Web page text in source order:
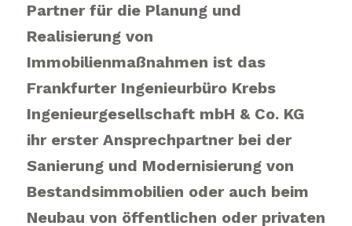
Partner für die Planung und
Realisierung von
Immobilienmaßnahmen ist das
Frankfurter Ingenieurbüro Krebs
Ingenieurgesellschaft mbH & Co. KG
ihr erster Ansprechpartner bei der
Sanierung und Modernisierung von
Bestandsimmobilien oder auch beim
Neubau von öffentlichen oder privaten